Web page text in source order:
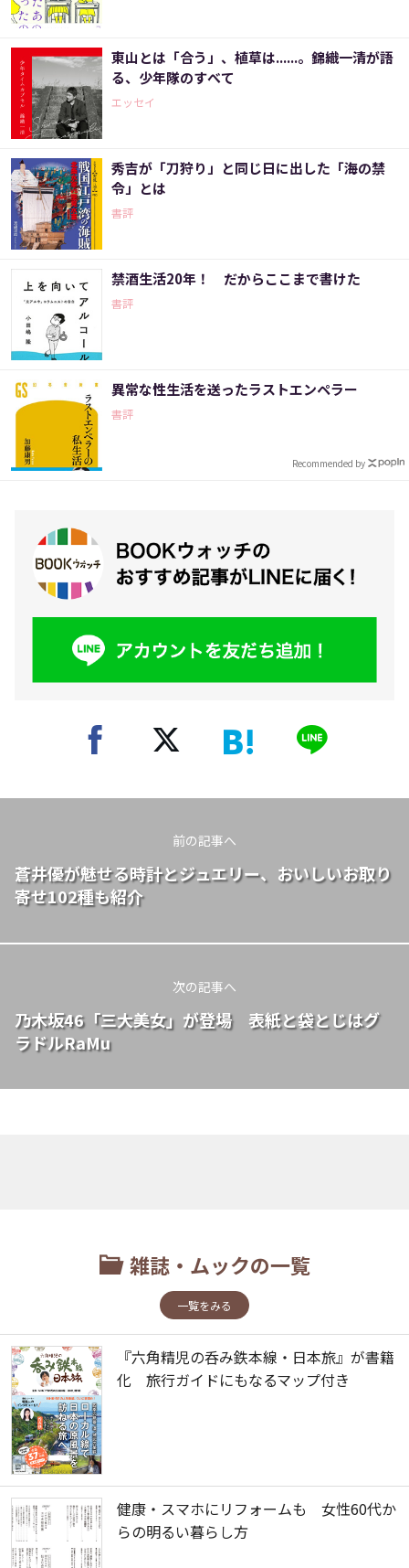
東山とは「合う」、植草は......。錦織一清が語
る、少年隊のすべて
エッセイ
秀吉が「刀狩り」と同じ日に出した「海の禁
令」とは
書評
禁酒生活20年！ だからここまで書けた
書評
異常な性生活を送ったラストエンペラー
書評
Recommended by
前の記事へ
蒼井優が魅せる時計とジュエリー、おいしいお取り
寄せ102種も紹介
次の記事へ
乃木坂46「三大美女」が登場 表紙と袋とじはグ
ラドルRaMu
雑誌・ムックの一覧
一覧をみる
『六角精児の呑み鉄本線・日本旅』が書籍
化 旅行ガイドにもなるマップ付き
健康・スマホにリフォームも 女性60代か
らの明るい暮らし方